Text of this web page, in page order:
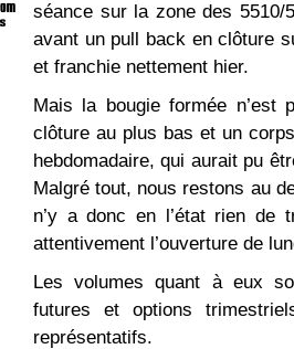
séance sur la zone des 5510/
avant un pull back en clôture
et franchie nettement hier.
Mais la bougie formée n’est
clôture au plus bas et un
hebdomadaire, qui aurait pu
Malgré tout, nous restons au
n’y a donc en l’état rien de
attentivement l’ouverture de
Les volumes quant à eux
futures et options
représentatifs.